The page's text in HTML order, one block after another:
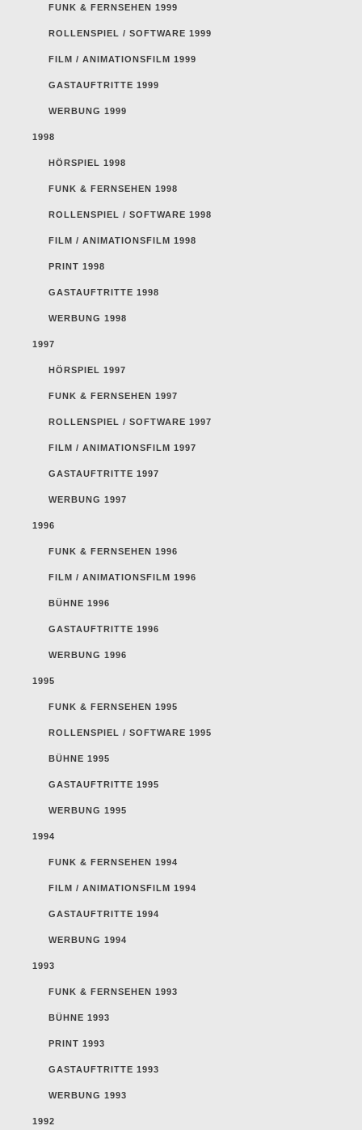
FUNK & FERNSEHEN 1999
ROLLENSPIEL / SOFTWARE 1999
FILM / ANIMATIONSFILM 1999
GASTAUFTRITTE 1999
WERBUNG 1999
1998
HÖRSPIEL 1998
FUNK & FERNSEHEN 1998
ROLLENSPIEL / SOFTWARE 1998
FILM / ANIMATIONSFILM 1998
PRINT 1998
GASTAUFTRITTE 1998
WERBUNG 1998
1997
HÖRSPIEL 1997
FUNK & FERNSEHEN 1997
ROLLENSPIEL / SOFTWARE 1997
FILM / ANIMATIONSFILM 1997
GASTAUFTRITTE 1997
WERBUNG 1997
1996
FUNK & FERNSEHEN 1996
FILM / ANIMATIONSFILM 1996
BÜHNE 1996
GASTAUFTRITTE 1996
WERBUNG 1996
1995
FUNK & FERNSEHEN 1995
ROLLENSPIEL / SOFTWARE 1995
BÜHNE 1995
GASTAUFTRITTE 1995
WERBUNG 1995
1994
FUNK & FERNSEHEN 1994
FILM / ANIMATIONSFILM 1994
GASTAUFTRITTE 1994
WERBUNG 1994
1993
FUNK & FERNSEHEN 1993
BÜHNE 1993
PRINT 1993
GASTAUFTRITTE 1993
WERBUNG 1993
1992